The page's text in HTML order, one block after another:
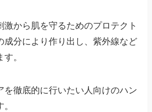
激から肌を守るためのプロテクト
成分により作り出し、紫外線など
。
を徹底的に行いたい人向けのハン